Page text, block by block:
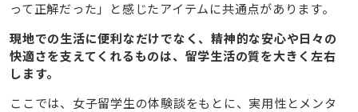
って正解だった」と感じたアイテムに共通点があります。
現地での生活に便利なだけでなく、精神的な安心や日々の
快適さを支えてくれるものは、留学生活の質を大きく左右
します。
ここでは、女子留学生の体験談をもとに、実用性とメンタ